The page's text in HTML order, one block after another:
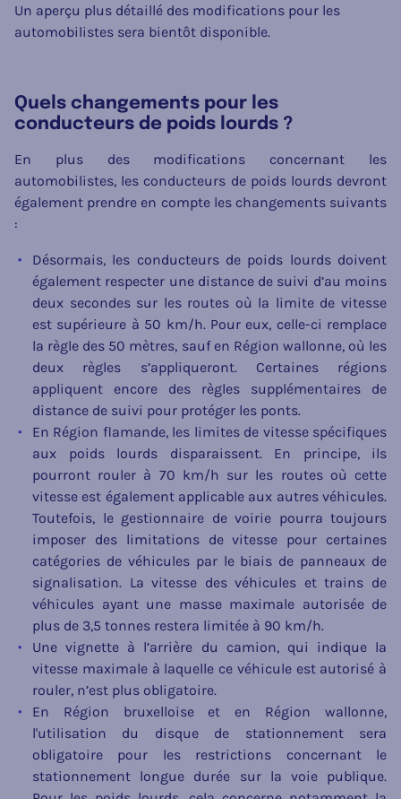
Un aperçu plus détaillé des modifications pour les
automobilistes sera bientôt disponible.
Quels changements pour les
conducteurs de poids lourds ?
En plus des modifications concernant les
automobilistes, les conducteurs de poids lourds devront
également prendre en compte les changements suivants
:
Désormais, les conducteurs de poids lourds doivent
également respecter une distance de suivi d’au moins
deux secondes sur les routes où la limite de vitesse
est supérieure à 50 km/h. Pour eux, celle-ci remplace
la règle des 50 mètres, sauf en Région wallonne, où les
deux règles s’appliqueront. Certaines régions
appliquent encore des règles supplémentaires de
distance de suivi pour protéger les ponts.
En Région flamande, les limites de vitesse spécifiques
aux poids lourds disparaissent. En principe, ils
pourront rouler à 70 km/h sur les routes où cette
vitesse est également applicable aux autres véhicules.
Toutefois, le gestionnaire de voirie pourra toujours
imposer des limitations de vitesse pour certaines
catégories de véhicules par le biais de panneaux de
signalisation. La vitesse des véhicules et trains de
véhicules ayant une masse maximale autorisée de
plus de 3,5 tonnes restera limitée à 90 km/h.
Une vignette à l’arrière du camion, qui indique la
vitesse maximale à laquelle ce véhicule est autorisé à
rouler, n’est plus obligatoire.
En Région bruxelloise et en Région wallonne,
l'utilisation du disque de stationnement sera
obligatoire pour les restrictions concernant le
stationnement longue durée sur la voie publique.